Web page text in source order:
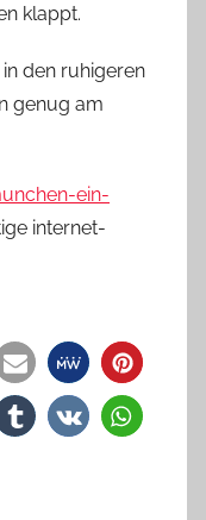
klappt.
den ruhigeren
genug am
ein-
internet-